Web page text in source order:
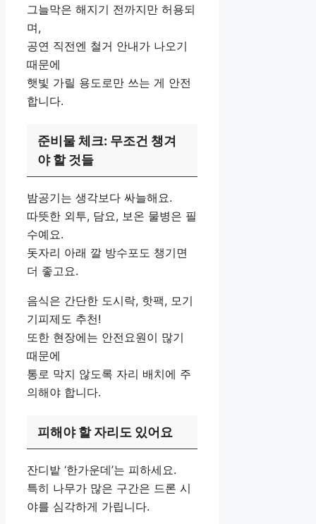
그늘막은 해지기 전까지만 허용되
며,
공연 직전엔 철거 안내가 나오기
때문에
햇빛 가릴 용도로만 쓰는 게 안전
합니다.
준비물 체크: 무조건 챙겨
야 할 것들
밤공기는 생각보다 싸늘해요.
따뜻한 외투, 담요, 보온 물병은 필
수예요.
돗자리 아래 깔 방수포도 챙기면
더 좋고요.
음식은 간단한 도시락, 핫팩, 모기
기피제도 추천!
또한 현장에는 안전요원이 많기
때문에
통로 막지 않도록 자리 배치에 주
의해야 합니다.
피해야 할 자리도 있어요
잔디밭 ‘한가운데’는 피하세요.
특히 나무가 많은 구간은 드론 시
야를 심각하게 가립니다.